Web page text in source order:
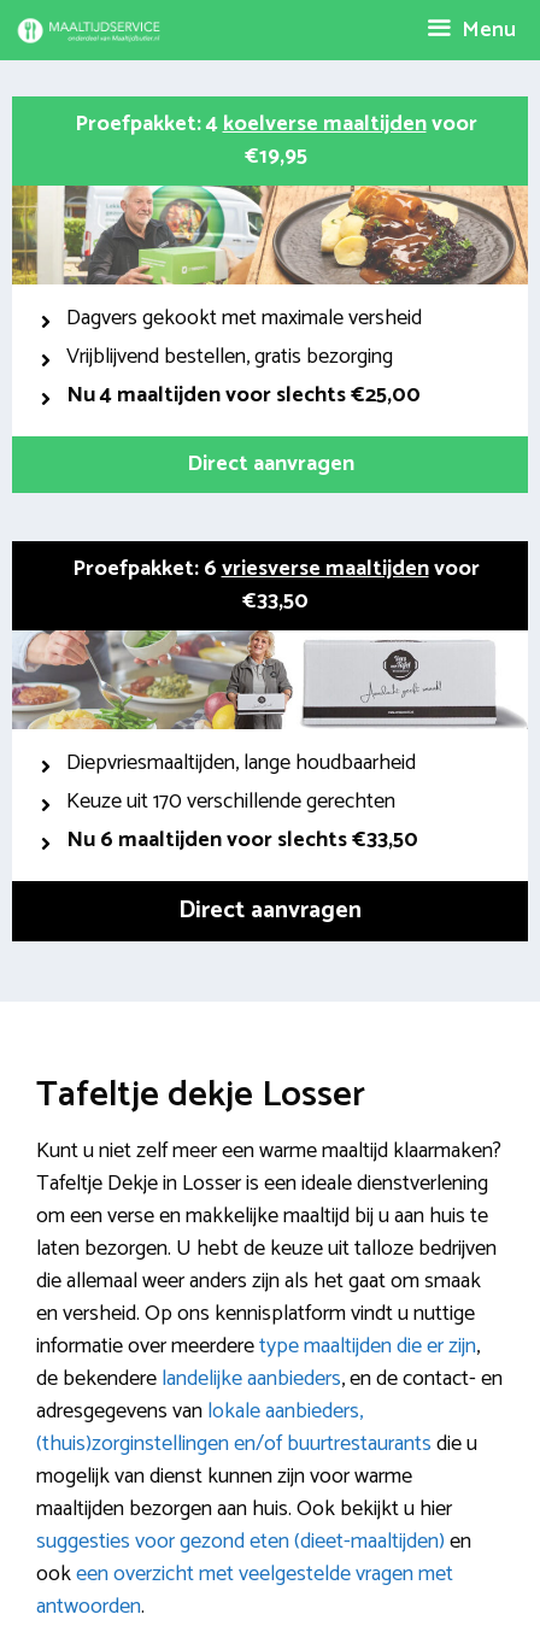
Spring
naar
Menu
Proefpakket: 4koelverse maaltijdenvoor
€19,95
Dagvers gekookt met maximale versheid
Vrijblijvend bestellen, gratis bezorging
Nu4 maaltijden voor slechts €25,00
Direct aanvragen
Proefpakket: 6vriesverse maaltijdenvoor
€33,50
Diepvriesmaaltijden, lange houdbaarheid
Keuze uit 170 verschillende gerechten
Nu 6 maaltijden voor slechts €33,50
Direct aanvragen
Tafeltje dekje Losser
Kunt u niet zelf meer een warme maaltijd klaarmaken?
Tafeltje Dekje in Losser is een ideale dienstverlening
om een verse en makkelijke maaltijd bij u aan huis te
laten bezorgen. U hebt de keuze uit talloze bedrijven
die allemaal weer anders zijn als het gaat om smaak
en versheid. Op ons kennisplatform vindt u nuttige
informatie over meerderetype maaltijden die er zijn,
de bekenderelandelijke aanbieders, en de contact- en
adresgegevens vanlokale aanbieders,
(thuis)zorginstellingen en/of buurtrestaurantsdie u
mogelijk van dienst kunnen zijn voor warme
maaltijden bezorgen aan huis. Ook bekijkt u hier
suggesties voor gezond eten (dieet-maaltijden)en
ookeen overzicht met veelgestelde vragen met
antwoorden.